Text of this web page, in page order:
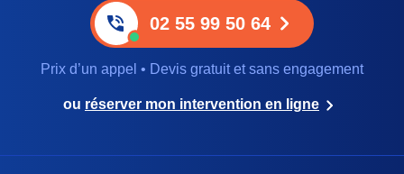
02 55 99 50 64
Prix d’un appel • Devis gratuit et sans engagement
ou réserver mon intervention en ligne